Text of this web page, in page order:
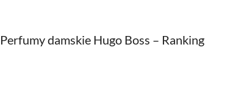
Perfumy damskie Hugo Boss – Ranking